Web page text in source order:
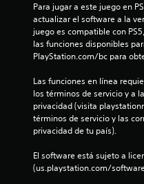
Para jugar a este juego en
actualizar el software a la
juego es compatible con
las funciones disponibles
PlayStation.com/bc para
Las funciones en línea
los términos de servicio y a
privacidad (visita
términos de servicio y las
privacidad de tu país).
El software está sujeto a
(us.playstation.com/